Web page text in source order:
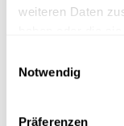
weiteren Daten
Notwendig
Präferenzen
Milchfett enthält
wenige